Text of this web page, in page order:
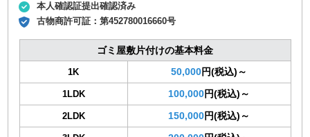
本人確認証提出確認済み
古物商許可証：第452780016660号
ゴミ屋敷片付けの基本料金
1K 50,000円(税込)～
1LDK 100,000円(税込)～
2LDK 150,000円(税込)～